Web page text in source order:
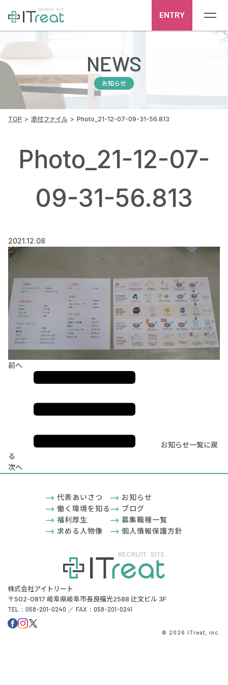
ENTRY
NEWS
お知らせ
TOP 添付ファイル Photo_21-12-07-09-31-56.813
Photo_21-12-07-
09-31-56.813
2021.12.08
前へ
お知らせ一覧に戻
る
次へ
株式会社アイトリート
〒502-0817 岐阜県岐阜市長良福光2588 辻文ビル 3F
TEL：058-201-0240 ／ FAX：058-201-0241
代表あいさつ
働く環境を知る
福利厚生
求める人物像
お知らせ
ブログ
募集職種一覧
個人情報保護方針
© 2026 ITreat, inc.